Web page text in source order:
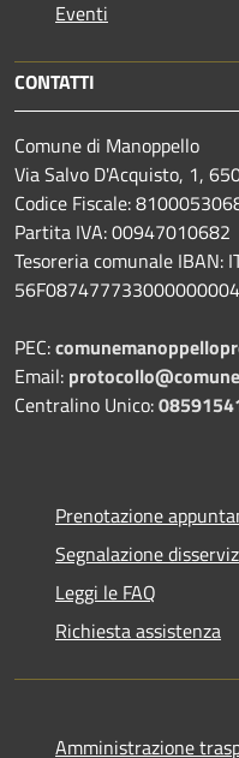
Eventi
CONTATTI
Comune di Manoppello
Via Salvo D'Acquisto, 1,
Codice Fiscale:
Partita IVA: 00947010682
Tesoreria comunale IBAN:
PEC:
Email:
Centralino Unico:
Prenotazione
Segnalazione
Leggi le FAQ
Richiesta assistenza
Amministrazione